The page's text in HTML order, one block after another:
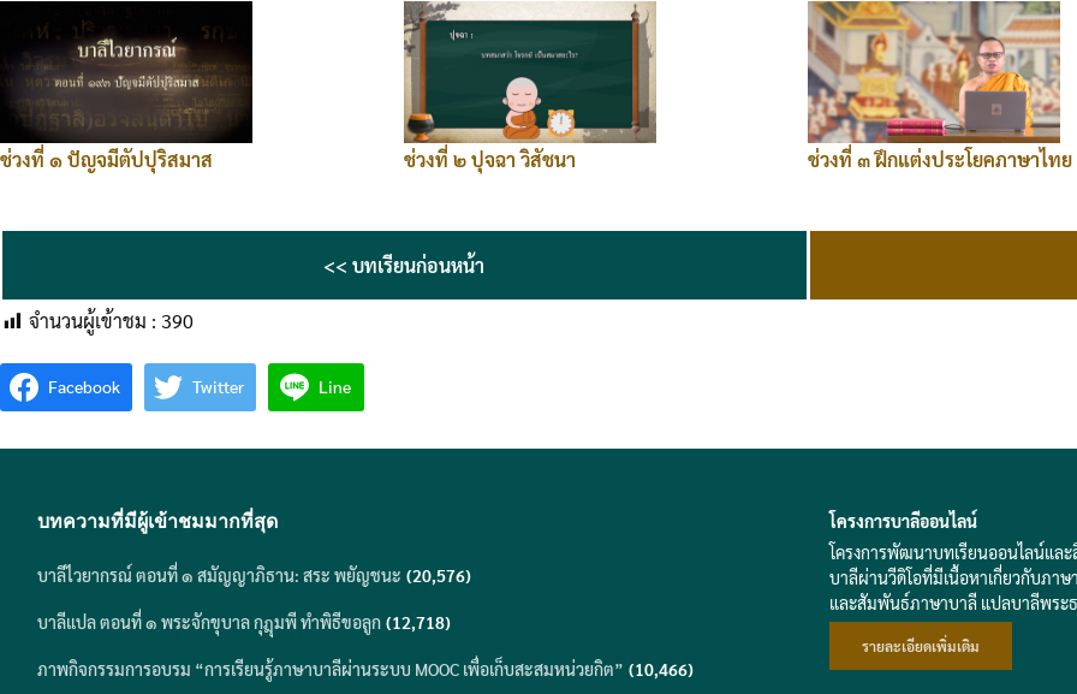
ช่วงที่ ๑ ปัญจมีตัปปุริสมาส ช่วงที่ ๒ ปุจฉา วิสัชนา ช่วงที่ ๓ ฝึกแต่งประโยคภาษาไทย
<< บทเรียนก่อนหน้า
จำนวนผู้เข้าชม : 390
Facebook Twitter Line
บทความที่มีผู้เข้าชมมากที่สุด
บาลีไวยากรณ์ ตอนที่ ๑ สมัญญาภิธาน: สระ พยัญชนะ (20,576)
บาลีแปล ตอนที่ ๑ พระจักขุบาล กุฎุมพี ทำพิธีขอลูก (12,718)
ภาพกิจกรรมการอบรม “การเรียนรู้ภาษาบาลีผ่านระบบ MOOC เพื่อเก็บสะสมหน่วยกิต” (10,466)
โครงการบาลีออนไลน์
โครงการพัฒนาบทเรียนออนไลน์และ
บาลีผ่านวีดิโอที่มีเนื้อหาเกี่ยวกับภา
และสัมพันธ์ภาษาบาลี แปลบาลีพระ
รายละเอียดเพิ่มเติม